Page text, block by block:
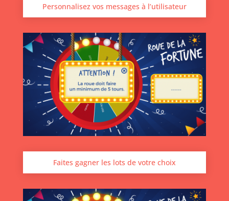
Personnalisez vos messages à l’utilisateur
Faites gagner les lots de votre choix